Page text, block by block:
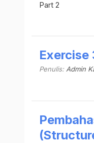
Part 2
Exercise
Penulis: Admin